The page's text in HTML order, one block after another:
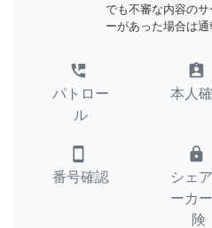
でも不審な内容の
ーがあった場合は通
perm_phone_msg
パトロー
ル
assignment_ind
本人
smartphone
番号確認
lock
シェ
ーカ
険